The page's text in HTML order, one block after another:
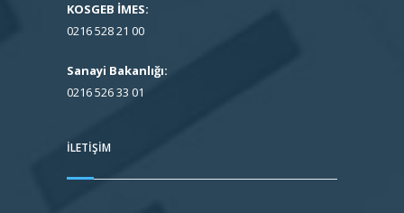
KOSGEB İMES:
0216 528 21 00
Sanayi Bakanlığı:
0216 526 33 01
İLETIŞIM